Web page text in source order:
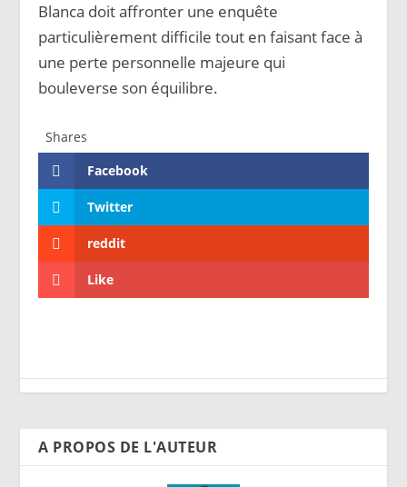
Blanca doit affronter une enquête
particulièrement difficile tout en faisant face à
une perte personnelle majeure qui
bouleverse son équilibre.
Shares
Facebook
Twitter
reddit
Like
A PROPOS DE L'AUTEUR